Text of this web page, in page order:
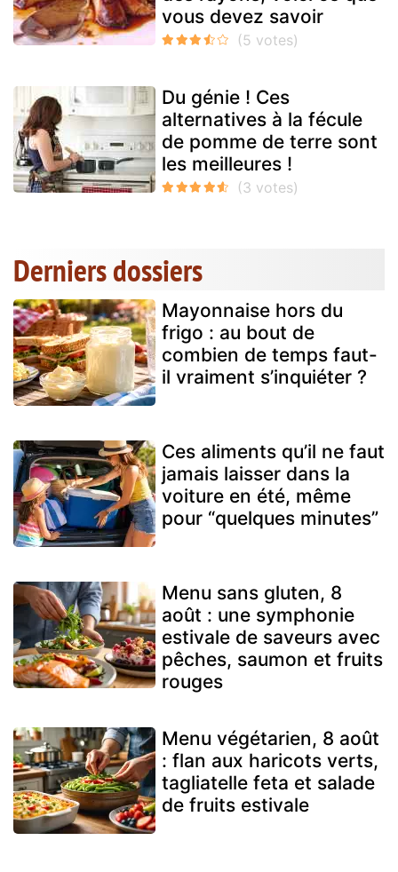
vous devez savoir
Du génie ! Ces
alternatives à la fécule
de pomme de terre sont
les meilleures !
Derniers dossiers
Mayonnaise hors du
frigo : au bout de
combien de temps faut-
il vraiment s’inquiéter ?
Ces aliments qu’il ne faut
jamais laisser dans la
voiture en été, même
pour “quelques minutes”
Menu sans gluten, 8
août : une symphonie
estivale de saveurs avec
pêches, saumon et fruits
rouges
Menu végétarien, 8 août
: flan aux haricots verts,
tagliatelle feta et salade
de fruits estivale